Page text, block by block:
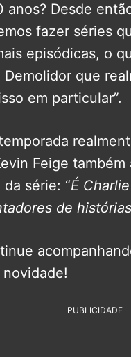
anos? Desde
fazer séries
episódicas, o
que
em particular”.
Feige
série: “É
de
PUBLICIDADE